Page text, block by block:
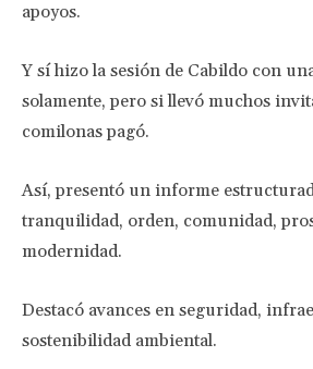
apoyos.
Y sí hizo la sesión de Cabildo con
solamente, pero si llevó muchos
comilonas pagó.
Así, presentó un informe
tranquilidad, orden, comunidad,
modernidad.
Destacó avances en seguridad,
sostenibilidad ambiental.